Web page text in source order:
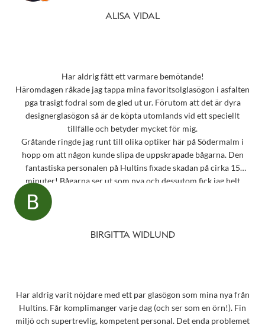
ALISA VIDAL
Har aldrig fått ett varmare bemötande!
Häromdagen råkade jag tappa mina favoritsolglasögon i asfalten
pga trasigt fodral som de gled ut ur. Förutom att det är dyra
designerglasögon så är de köpta utomlands vid ett speciellt
tillfälle och betyder mycket för mig.
Gråtande ringde jag runt till olika optiker här på Södermalm i
hopp om att någon kunde slipa de uppskrapade bågarna. Den
fantastiska personalen på Hultins fixade skadan på cirka 15
minuter! Bågarna ser ut som nya och dessutom fick jag helt
oväntat en underbar gåva – ett sprillans nytt fodral från samma
märke som mina solglasögon! Vilken fantastisk service! Kommer
Snart behöver jag boka tid för en synundersökning och jag vet
BIRGITTA WIDLUND
Har aldrig varit nöjdare med ett par glasögon som mina nya från
Hultins. Får komplimanger varje dag (och ser som en örn!). Fin
miljö och supertrevlig, kompetent personal. Det enda problemet